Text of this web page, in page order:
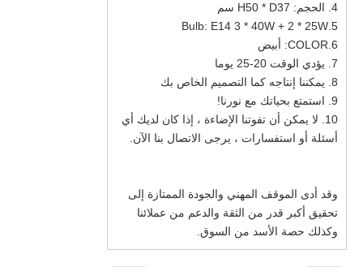
4. الحجم: H50 * D37 سم
5.Bulb: E14 3 * 40W + 2 * 25W
6.COLOR: أبيض
7. يؤدي الوقت 20-25 يوما
8. يمكننا إنتاجه كما التصميم الخاص بك
9. استمتع بحياتك مع نورنا!
10. لا يمكن أن تفوتنا الإضاءة ، إذا كان لديك أي
أسئلة أو استفسارات ، يرجى الاتصال بنا الآن.
وقد أدى الموقف المهني والجودة الممتازة إلى
تحقيق أكبر قدر من الثقة والدعم من عملائنا
وكذلك حصة الأسد من السوق.